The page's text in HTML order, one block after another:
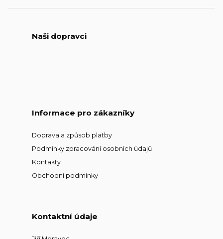
Naši dopravci
Informace pro zákazníky
Doprava a způsob platby
Podmínky zpracování osobních údajů
Kontakty
Obchodní podmínky
Kontaktní údaje